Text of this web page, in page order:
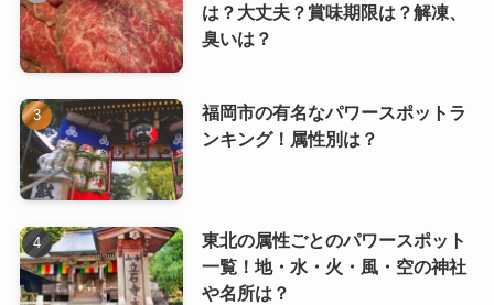
は？大丈夫？賞味期限は？解凍、
臭いは？
福岡市の有名なパワースポットラ
ンキング！属性別は？
東北の属性ごとのパワースポット
一覧！地・水・火・風・空の神社
や名所は？